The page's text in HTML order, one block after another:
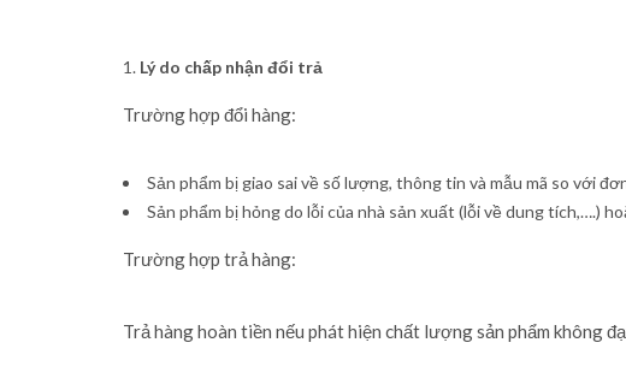
Lý do chấp nhận đổi trả
Trường hợp đổi hàng:
Sản phẩm bị giao sai về số lượng, thông tin và mẫu mã so với
Sản phẩm bị hỏng do lỗi của nhà sản xuất (lỗi về dung tích,….)
Trường hợp trả hàng:
Trả hàng hoàn tiền nếu phát hiện chất lượng sản phẩm không